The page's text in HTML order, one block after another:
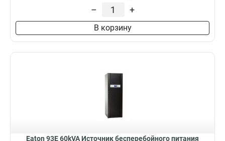
– +
В корзину
Eaton 93E 60kVA Источник бесперебойного питания